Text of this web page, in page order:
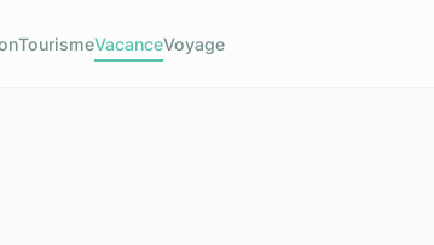
TourismeVacanceVoyage